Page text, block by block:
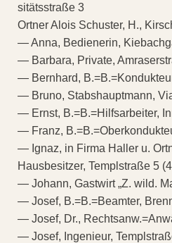
sitätsstraße 3
Ortner Alois Schuster, H.,
— Anna, Bedienerin,
— Barbara, Private,
— Bernhard,
— Bruno, Stabshauptmann,
— Ernst, B.=B.=Hilfsarbeiter,
— Franz,
— Ignaz, in Firma Haller u.
Hausbesitzer, Templstraße 5
— Johann, Gastwirt „Z. wild.
— Josef, B.=B.=Beamter,
— Josef, Dr.,
— Josef, Ingenieur,